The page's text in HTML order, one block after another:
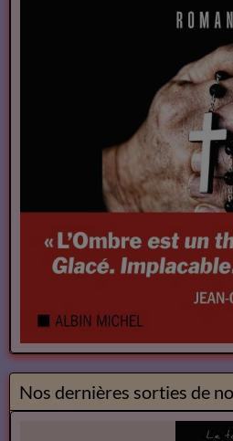
Nos dernières sorties de